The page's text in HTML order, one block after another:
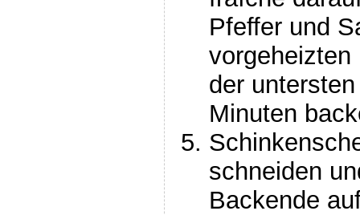
Pfeffer und
vorgeheizten
der
Minuten
schneiden
Backende